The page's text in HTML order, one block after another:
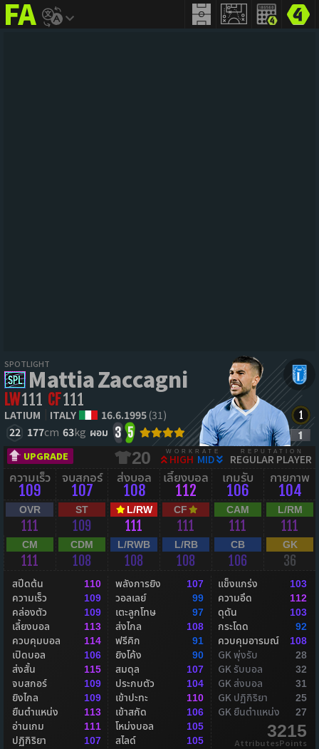
addict
SPOTLIGHTMattia Zaccagni
LW111 CF111
LATIUM ITALY 16.6.1995(31)
22 177cm 63kg ผอม 3 5
UPGRADE 20 WORKRATE
HIGH MID
REPUTATION
REGULAR PLAYER
ความเร็ว
109
จบสกอร์
107
ส่งบอล
108
เลี้ยงบอล
112
เกมรับ
106
กายภาพ
104
OVR
111
ST
109
L/RW
111
CF
111
CAM
111
L/RM
111
CM
111
CDM
108
L/RWB
108
L/RB
108
CB
106
GK
36
สปีดต้น 110
ความเร็ว 109
คล่องตัว 109
เลี้ยงบอล 113
ควบคุมบอล 114
เปิดบอล 106
ส่งสั้น 115
จบสกอร์ 109
ยิงไกล 109
ยืนตำแหน่ง 113
อ่านเกม 111
ปฏิกิริยา 107
พลังการยิง 107
วอลเลย์ 99
เตะลูกโทษ 97
ส่งไกล 108
ฟรีคิก 91
ยิงโค้ง 90
สมดุล 107
ประกบตัว 104
เข้าปะทะ 110
เข้าสกัด 106
โหม่งบอล 105
สไลด์ 105
แข็งแกร่ง 103
ความอึด 112
ดุดัน 103
กระโดด 92
ควบคุมอารมณ์ 108
GK พุ่งรับ 28
GK รับบอล 32
GK ส่งบอล 31
GK ปฏิกิริยา 25
GK ยืนตำแหน่ง 27
3215
AttributesPoints